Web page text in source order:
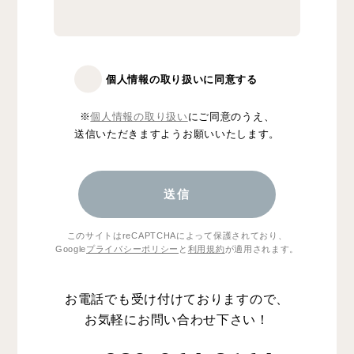
個人情報の取り扱いに同意する
※個人情報の取り扱いにご同意のうえ、
送信いただきますようお願いいたします。
このサイトはreCAPTCHAによって保護されており、
Googleプライバシーポリシー と 利用規約が適用されます。
お電話でも受け付けておりますので、
お気軽にお問い合わせ下さい！